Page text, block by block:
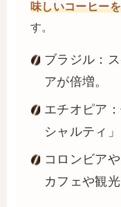
味しいコーヒー
す。
ブラジル：
アが倍増。
エチオピア
シャルティ
コロンビア
カフェや観